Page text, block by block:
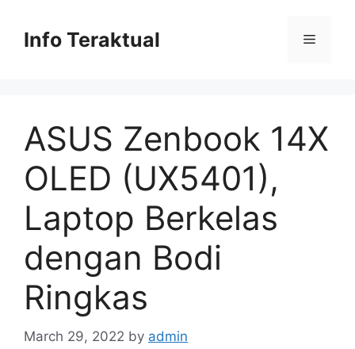
contentInfo Teraktual Menu
ASUS Zenbook 14X
OLED (UX5401),
Laptop Berkelas
dengan Bodi
Ringkas
March 29, 2022 by admin